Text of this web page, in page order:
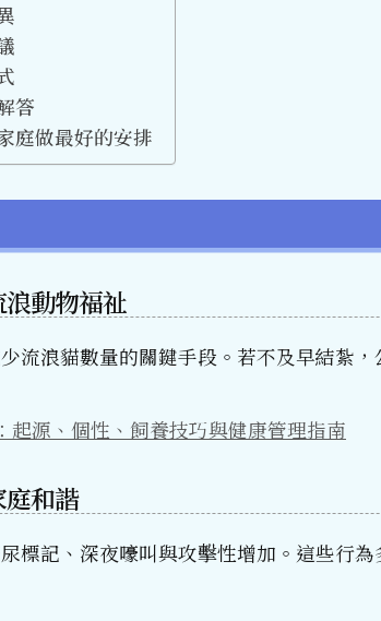
答
庭做最好的安排
動物福祉
流浪貓數量的關鍵手段。若不及早結紮
起源、個性、飼養技巧與健康管理指南
和諧
標記、深夜嚎叫與攻擊性增加。這些行